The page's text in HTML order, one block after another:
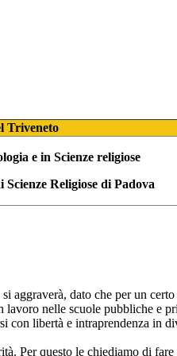
Triveneto
e in Scienze religiose
Religiose di Padova
dato che per un
nelle scuole pubbliche e
libertà e intraprendenza in
Per questo le chiediamo di